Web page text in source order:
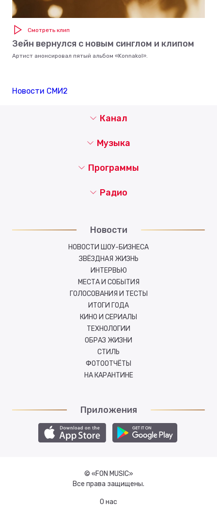
Смотреть клип
Зейн вернулся с новым синглом и клипом
Артист анонсировал пятый альбом «Konnakol».
Новости СМИ2
Канал
Музыка
Новости
НОВОСТИ ШОУ-БИЗНЕСА
ЗВЁЗДНАЯ ЖИЗНЬ
ИНТЕРВЬЮ
МЕСТА И СОБЫТИЯ
ГОЛОСОВАНИЯ И ТЕСТЫ
ИТОГИ ГОДА
КИНО И СЕРИАЛЫ
ТЕХНОЛОГИИ
ОБРАЗ ЖИЗНИ
СТИЛЬ
ФОТООТЧЁТЫ
НА КАРАНТИНЕ
Программы
Радио
Приложения
© «FON MUSIC»
Все права защищены.
О нас